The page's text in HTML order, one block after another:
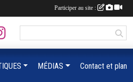
MÉDIAS Contact et plan
Participer au site :